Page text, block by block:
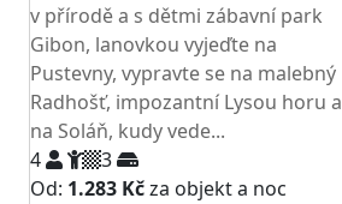
v přírodě a s dětmi zábavní park
Gibon, lanovkou vyjeďte na
Pustevny, vypravte se na malebný
Radhošť, impozantní Lysou horu a
na Soláň, kudy vede...
4
3
Od: 1.283 Kčza objekt a noc